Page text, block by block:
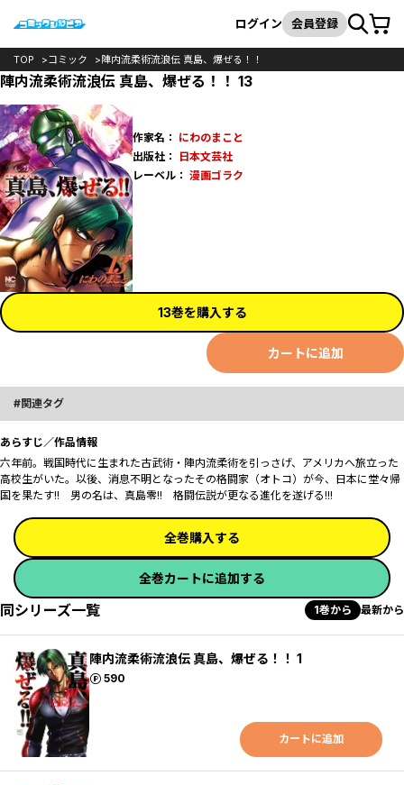
検索
ログイン 会員登録カート
TOP コミック 陣内流柔術流浪伝 真島、爆ぜる！！
陣内流柔術流浪伝 真島、爆ぜる！！ 13
作家名： にわのまこと
出版社：
日本文芸社
レーベル： 漫画ゴラク
13巻を購入する
カートに追加
関連タグ
あらすじ／作品情報
六年前――。戦国時代に生まれた古武術・陣内流柔術を引っさげ、アメリカへ旅立った
高校生がいた。以後、消息不明となったその格闘家（オトコ）が今、日本に堂々帰
国を果たす!! 男の名は、真島零!! 格闘伝説が更なる進化を遂げる!!!
全巻購入する
全巻カートに追加する
同シリーズ一覧 1巻から 最新から
陣内流柔術流浪伝 真島、爆ぜる！！ 1
590
ポイント
カートに追加